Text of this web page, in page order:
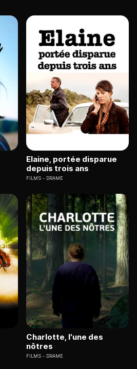
Elaine, portée disparue
depuis trois ans
FILMS DRAME
Charlotte, l'une des
nôtres
FILMS DRAME